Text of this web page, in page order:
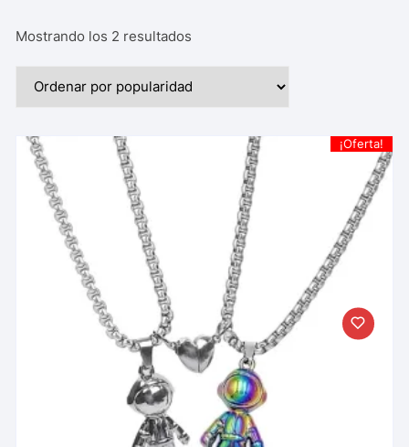
Mostrando los 2 resultados
¡Oferta!